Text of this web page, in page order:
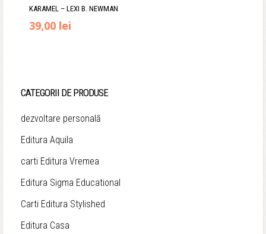
KARAMEL – LEXI B. NEWMAN
39,00 lei
CATEGORII DE PRODUSE
dezvoltare personală
Editura Aquila
carti Editura Vremea
Editura Sigma Educational
Carti Editura Stylished
Editura Casa